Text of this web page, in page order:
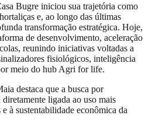
Bugre iniciou sua trajetória como
e, ao longo das últimas
transformação estratégica. Hoje,
de desenvolvimento, aceleração
reunindo iniciativas voltadas a
fisiológicos, inteligência
meio do hub Agri for life.
destaca que a busca por
ligada ao uso mais
à sustentabilidade econômica da